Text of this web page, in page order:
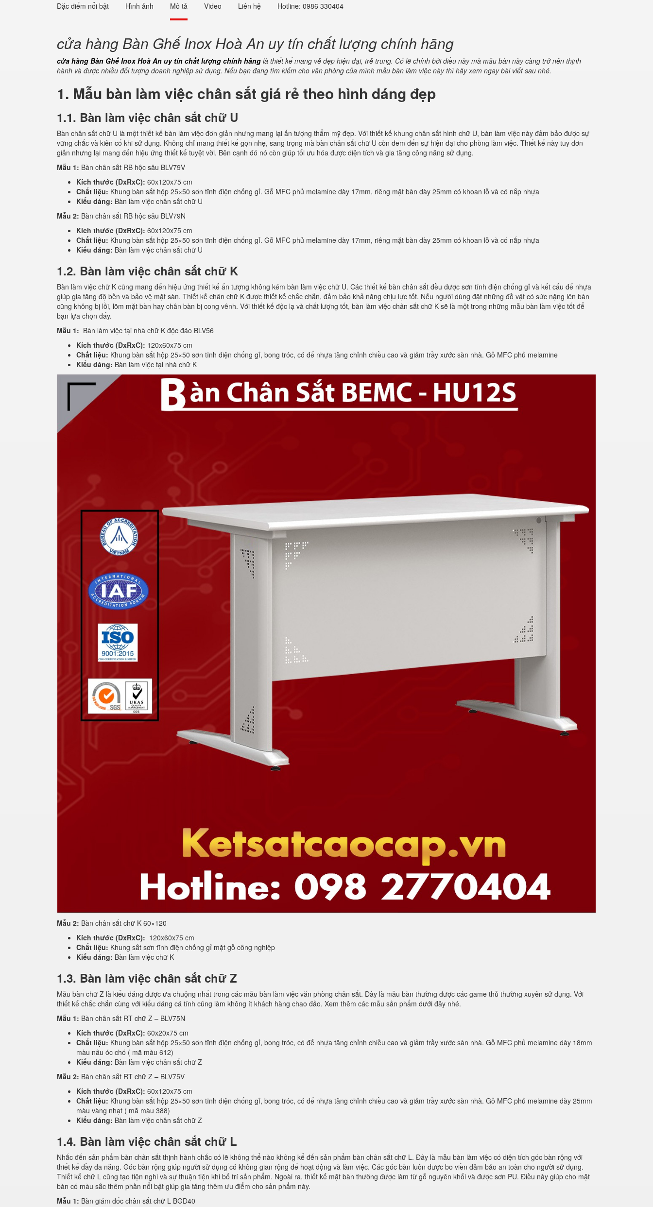
Đặc điểm nổi bật Hình ảnh Mô tả Video Liên hệ Hotline: 0986 330404
cửa hàng Bàn Ghế Inox Hoà An uy tín chất lượng chính hãng
cửa hàng Bàn Ghế Inox Hoà An uy tín chất lượng chính hãng là thiết kế mang vẻ đẹp hiện đại, trẻ trung. Có lẽ chính bởi điều này mà mẫu bàn này càng trở nên thịnh
hành và được nhiều đối tượng doanh nghiệp sử dụng. Nếu bạn đang tìm kiếm cho văn phòng của mình mẫu bàn làm việc này thì hãy xem ngay bài viết sau nhé.
1. Mẫu bàn làm việc chân sắt giá rẻ theo hình dáng đẹp
1.1. Bàn làm việc chân sắt chữ U
Bàn chân sắt chữ U là một thiết kế bàn làm việc đơn giản nhưng mang lại ấn tượng thẩm mỹ đẹp. Với thiết kế khung chân sắt hình chữ U, bàn làm việc này đảm bảo được sự
vững chắc và kiên cố khi sử dụng. Không chỉ mang thiết kế gọn nhẹ, sang trọng mà bàn chân sắt chữ U còn đem đến sự hiện đại cho phòng làm việc. Thiết kế này tuy đơn
giản nhưng lại mang đến hiệu ứng thiết kế tuyệt vời. Bên cạnh đó nó còn giúp tối ưu hóa được diện tích và gia tăng công năng sử dụng.
Mẫu 1: Bàn chân sắt RB hộc sâu BLV79V
Kích thước (DxRxC): 60x120x75 cm
Chất liệu: Khung bàn sắt hộp 25×50 sơn tĩnh điện chống gỉ. Gỗ MFC phủ melamine dày 17mm, riêng mặt bàn dày 25mm có khoan lỗ và có nắp nhựa
Kiểu dáng: Bàn làm việc chân sắt chữ U
Mẫu 2: Bàn chân sắt RB hộc sâu BLV79N
Kích thước (DxRxC): 60x120x75 cm
Chất liệu: Khung bàn sắt hộp 25×50 sơn tĩnh điện chống gỉ. Gỗ MFC phủ melamine dày 17mm, riêng mặt bàn dày 25mm có khoan lỗ và có nắp nhựa
Kiểu dáng: Bàn làm việc chân sắt chữ U
1.2. Bàn làm việc chân sắt chữ K
Bàn làm việc chữ K cũng mang đến hiệu ứng thiết kế ấn tượng không kém bàn làm việc chữ U. Các thiết kế bàn chân sắt đều được sơn tĩnh điện chống gỉ và kết cấu đế nhựa
giúp gia tăng độ bền và bảo vệ mặt sàn. Thiết kế chân chữ K được thiết kế chắc chắn, đảm bảo khả năng chịu lực tốt. Nếu người dùng đặt những đồ vật có sức nặng lên bàn
cũng không bị lồi, lõm mặt bàn hay chân bàn bị cong vênh. Với thiết kế độc lạ và chất lượng tốt, bàn làm việc chân sắt chữ K sẽ là một trong những mẫu bàn làm việc tốt để
bạn lựa chọn đấy.
Mẫu 1: Bàn làm việc tại nhà chữ K độc đáo BLV56
Kích thước (DxRxC): 120x60x75 cm
Chất liệu: Khung bàn sắt hộp 25×50 sơn tĩnh điện chống gỉ, bong tróc, có đế nhựa tăng chỉnh chiều cao và giảm trầy xước sàn nhà. Gỗ MFC phủ melamine
Kiểu dáng: Bàn làm việc tại nhà chữ K
Mẫu 2: Bàn chân sắt chữ K 60×120
Kích thước (DxRxC): 120x60x75 cm
Chất liệu: Khung sắt sơn tĩnh điện chống gỉ mặt gỗ công nghiệp
Kiểu dáng: Bàn làm việc chữ K
1.3. Bàn làm việc chân sắt chữ Z
Mẫu bàn chữ Z là kiểu dáng được ưa chuộng nhất trong các mẫu bàn làm việc văn phòng chân sắt. Đây là mẫu bàn thường được các game thủ thường xuyên sử dụng. Với
thiết kế chắc chắn cùng với kiểu dáng cá tính cũng làm không ít khách hàng chao đảo. Xem thêm các mẫu sản phẩm dưới đây nhé.
Mẫu 1: Bàn chân sắt RT chữ Z – BLV75N
Kích thước (DxRxC): 60x20x75 cm
Chất liệu: Khung bàn sắt hộp 25×50 sơn tĩnh điện chống gỉ, bong tróc, có đế nhựa tăng chỉnh chiều cao và giảm trầy xước sàn nhà. Gỗ MFC phủ melamine dày 18mm
màu nâu óc chó ( mã màu 612)
Kiểu dáng: Bàn làm việc chân sắt chữ Z
Mẫu 2: Bàn chân sắt RT chữ Z – BLV75V
Kích thước (DxRxC): 60x120x75 cm
Chất liệu: Khung bàn sắt hộp 25×50 sơn tĩnh điện chống gỉ, bong tróc, có đế nhựa tăng chỉnh chiều cao và giảm trầy xước sàn nhà. Gỗ MFC phủ melamine dày 25mm
màu vàng nhạt ( mã màu 388)
Kiểu dáng: Bàn làm việc chân sắt chữ Z
1.4. Bàn làm việc chân sắt chữ L
Nhắc đến sản phẩm bàn chân sắt thịnh hành chắc có lẽ không thể nào không kể đến sản phẩm bàn chân sắt chữ L. Đây là mẫu bàn làm việc có diện tích góc bàn rộng với
thiết kế đầy đa năng. Góc bàn rộng giúp người sử dụng có không gian rộng để hoạt động và làm việc. Các góc bàn luôn được bo viền đảm bảo an toàn cho người sử dụng.
Thiết kế chữ L cũng tạo tiện nghi và sự thuận tiện khi bố trí sản phẩm. Ngoài ra, thiết kế mặt bàn thường được làm từ gỗ nguyên khối và được sơn PU. Điều này giúp cho mặt
bàn có màu sắc thêm phần nổi bật giúp gia tăng thêm ưu điểm cho sản phẩm này.
Mẫu 1: Bàn giám đốc chân sắt chữ L BGD40